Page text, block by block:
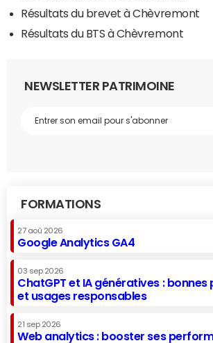
Résultats du brevet à Chèvremont
Résultats du BTS à Chèvremont
NEWSLETTER PATRIMOINE
FORMATIONS
27 aoû 2026
Google Analytics GA4
03 sep 2026
ChatGPT et IA génératives : bonnes
et usages responsables
21 sep 2026
Web analytics : booster ses